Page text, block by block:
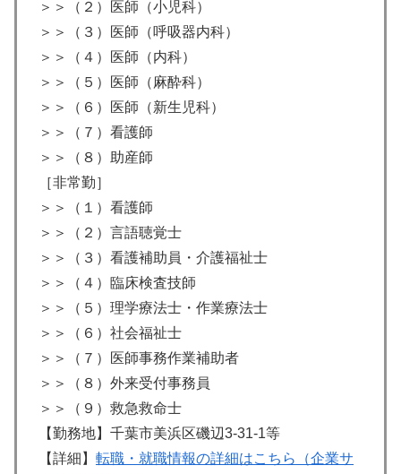
＞＞（２）医師（小児科）
＞＞（３）医師（呼吸器内科）
＞＞（４）医師（内科）
＞＞（５）医師（麻酔科）
＞＞（６）医師（新生児科）
＞＞（７）看護師
＞＞（８）助産師
［非常勤］
＞＞（１）看護師
＞＞（２）言語聴覚士
＞＞（３）看護補助員・介護福祉士
＞＞（４）臨床検査技師
＞＞（５）理学療法士・作業療法士
＞＞（６）社会福祉士
＞＞（７）医師事務作業補助者
＞＞（８）外来受付事務員
＞＞（９）救急救命士
【勤務地】千葉市美浜区磯辺3-31-1等
【詳細】 転職・就職情報の詳細はこちら（企業サ